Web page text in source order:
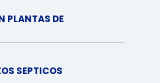
PLANTAS DE
SEPTICOS